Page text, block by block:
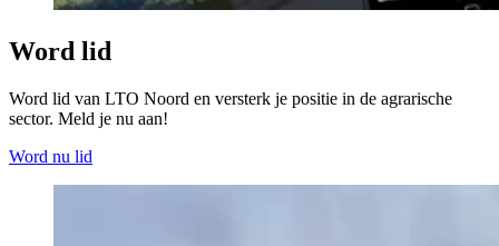
Word lid
Word lid van LTO Noord en versterk je positie in de agrarische
sector. Meld je nu aan!
Word nu lid